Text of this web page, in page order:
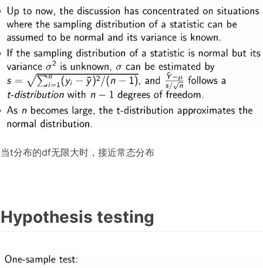
当t分布的df无限大时，接近常态分布
Hypothesis testing